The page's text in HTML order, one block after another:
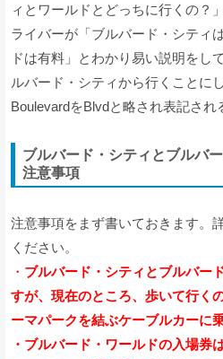
ィとワールドとどっちに行くの？
ライバーが「ブルバード・シティ
ドは有料」とわかり易い説明をし
ルバード・シティから行くことに
BoulevardをBlvdと略され表記され
ブルバード・シティとブルバ
注意事項
注意事項をまず書いておきます。
ください。
・ ブルバード・シティとブルバー
すが、現在のところ、歩いて行く
ーマパークを結ぶケーブルカーに
・ブルバード・ワールドの入場券